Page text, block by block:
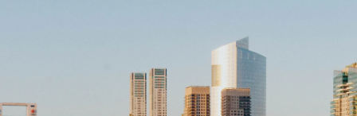
Ingewikkelde HR-taken eenvoudig uitbesteden
INFRASTRUCTUUR
Flexibele global HR en payroll solutions voor groeiende
LEREN MET REMOTE
Deutsch